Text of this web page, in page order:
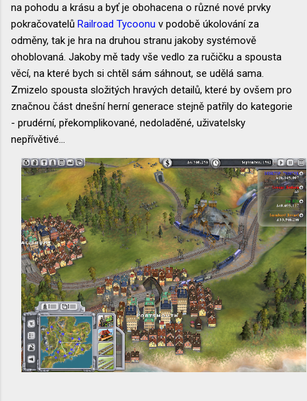
na pohodu a krásu a byť je obohacena o různé nové prvky
pokračovatelů Railroad Tycoonu v podobě úkolování za
odměny, tak je hra na druhou stranu jakoby systémově
ohoblovaná. Jakoby mě tady vše vedlo za ručičku a spousta
věcí, na které bych si chtěl sám sáhnout, se udělá sama.
Zmizelo spousta složitých hravých detailů, které by ovšem pro
značnou část dnešní herní generace stejně patřily do kategorie
- prudérní, překomplikované, nedoladěné, uživatelsky
nepřívětivé...